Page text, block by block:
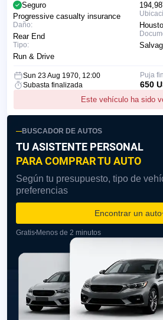
Seguro
Progressive casualty insurance
Daño:
Rear End
Tipo:
Run & Drive
Sun 23 Aug 1970, 12:00
Subasta finalizada
Este vehículo ha sido
Puja
650
BUSCADOR DE AUTOS
TU ASISTENTE PERSONAL
PARA COMPRAR TU AUTO
Según tu presupuesto, tipo de
preferencias
Encontrar un auto
Gratis Menos de 2 minutos